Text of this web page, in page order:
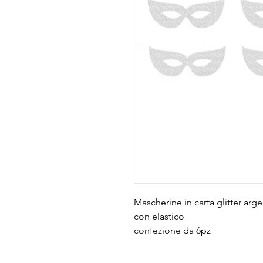
Mascherine in carta glitter
con elastico
confezione da 6pz